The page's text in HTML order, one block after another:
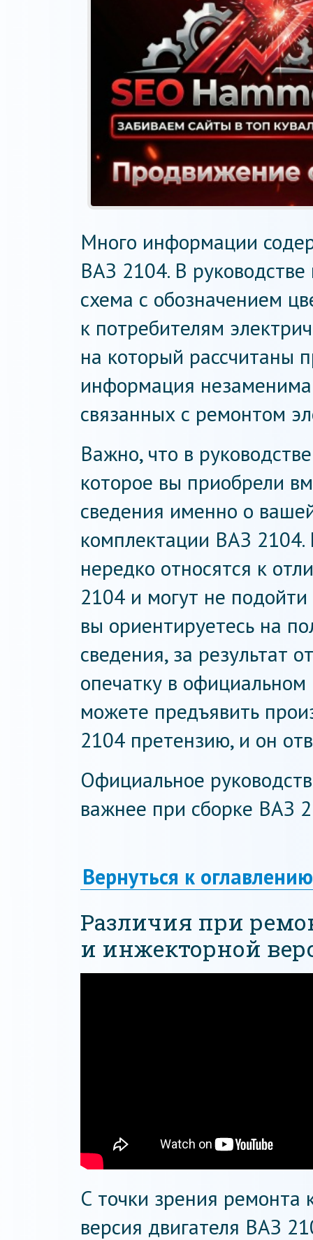
Много информации
ВАЗ 2104. В
схема с обозначением
к потребителям
на который рассчитаны
информация
связанных с ремонтом
Важно, что в
которое вы приобрели
сведения именно о
комплектации ВАЗ
нередко относятся к
2104 и могут не
вы ориентируетесь на
сведения, за результат
опечатку в
можете предъявить
2104 претензию, и он
Официальное
важнее при сборке ВАЗ
Вернуться к оглавлению
Различия при
и инжекторной
С точки зрения
версия двигателя ВАЗ